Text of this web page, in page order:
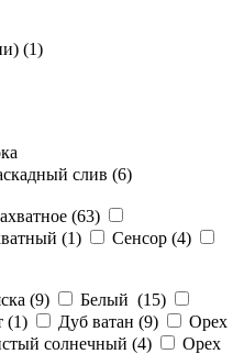
(1)
слив (6)
(63)
(1) Сенсор (4)
(9) Белый (15)
(1) Дуб ватан (9)
Орех
солнечный (4)
Орех